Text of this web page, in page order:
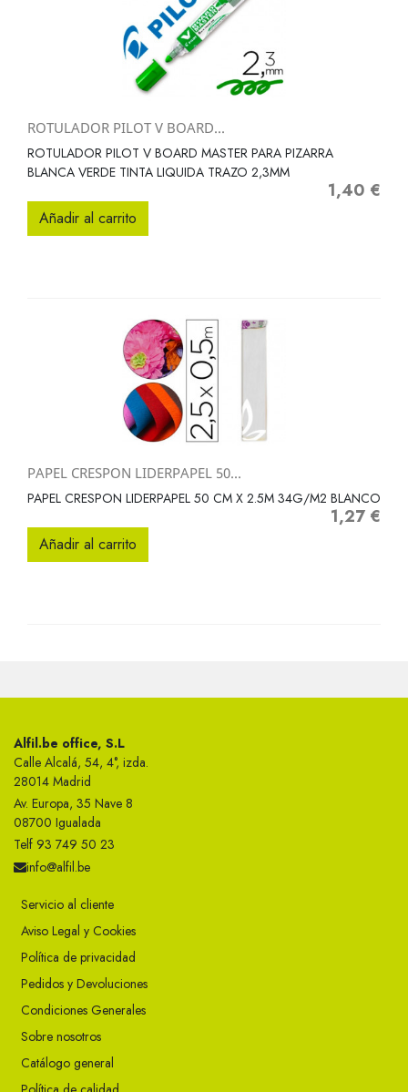
ROTULADOR PILOT V BOARD...
ROTULADOR PILOT V BOARD MASTER PARA PIZARRA
BLANCA VERDE TINTA LIQUIDA TRAZO 2,3MM
Precio
1,40 €
Añadir al carrito
PAPEL CRESPON LIDERPAPEL 50...
PAPEL CRESPON LIDERPAPEL 50 CM X 2.5M 34G/M2 BLANCO
Precio
1,27 €
Añadir al carrito
Alfil.be office, S.L
Calle Alcalá, 54, 4°, izda.
28014 Madrid
Av. Europa, 35 Nave 8
08700 Igualada
Telf 93 749 50 23
info@alfil.be
Servicio al cliente
Aviso Legal y Cookies
Política de privacidad
Pedidos y Devoluciones
Condiciones Generales
Sobre nosotros
Catálogo general